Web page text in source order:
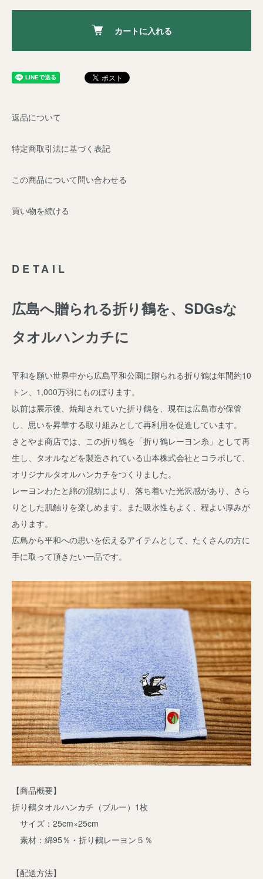
カートに入れる
返品について
特定商取引法に基づく表記
この商品について問い合わせる
買い物を続ける
DETAIL
広島へ贈られる折り鶴を、SDGsな
タオルハンカチに
平和を願い世界中から広島平和公園に贈られる折り鶴は年間約10
トン、1,000万羽にものぼります。
以前は展示後、焼却されていた折り鶴を、現在は広島市が保管
し、思いを昇華する取り組みとして再利用を促進しています。
さとやま商店では、この折り鶴を「折り鶴レーヨン糸」として再
生し、タオルなどを製造されている山本株式会社とコラボして、
オリジナルタオルハンカチをつくりました。
レーヨンわたと綿の混紡により、落ち着いた光沢感があり、さら
りとした肌触りを楽しめます。また吸水性もよく、程よい厚みが
あります。
広島から平和への思いを伝えるアイテムとして、たくさんの方に
手に取って頂きたい一品です。
【商品概要】
折り鶴タオルハンカチ（ブルー）1枚
サイズ：25cm×25cm
素材：綿95％・折り鶴レーヨン５％
【配送方法】